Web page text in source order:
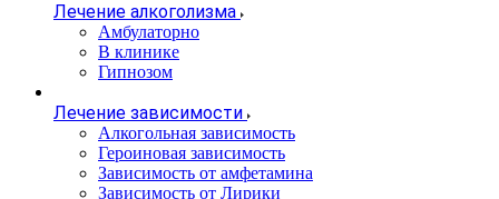
Лечение алкоголизма
Амбулаторно
В клинике
Гипнозом
Лечение зависимости
Алкогольная зависимость
Героиновая зависимость
Зависимость от амфетамина
Зависимость от Лирики